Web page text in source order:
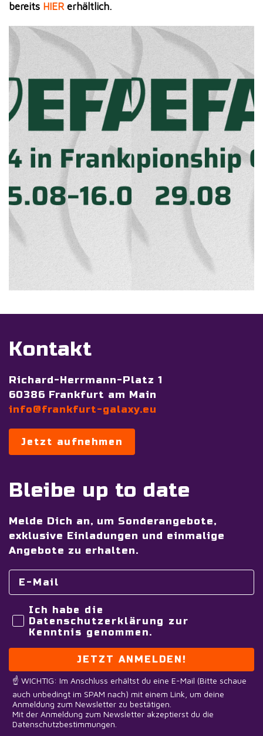
bereits HIER erhältlich.
Kontakt
Richard-Herrmann-Platz 1
60386 Frankfurt am Main
info@frankfurt-galaxy.eu
Jetzt aufnehmen
Bleibe up to date
Melde Dich an, um Sonderangebote,
exklusive Einladungen und einmalige
Angebote zu erhalten.
Ich habe die
Datenschutzerklärung zur
Kenntnis genommen.
JETZT ANMELDEN!
☝️ WICHTIG: Im Anschluss erhältst du eine E-Mail (Bitte schaue
auch unbedingt im SPAM nach) mit einem Link, um deine
Anmeldung zum Newsletter zu bestätigen.
Mit der Anmeldung zum Newsletter akzeptierst du die
Datenschutzbestimmungen.